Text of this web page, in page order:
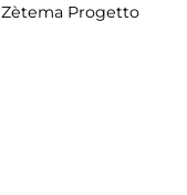
Progetto